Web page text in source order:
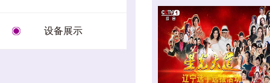
设备展示